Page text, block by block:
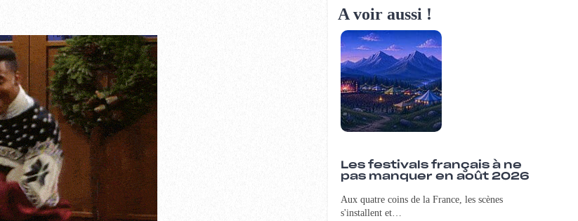
A voir aussi !
Les festivals français à ne
pas manquer en août 2026
Aux quatre coins de la France, les scènes
s'installent et…